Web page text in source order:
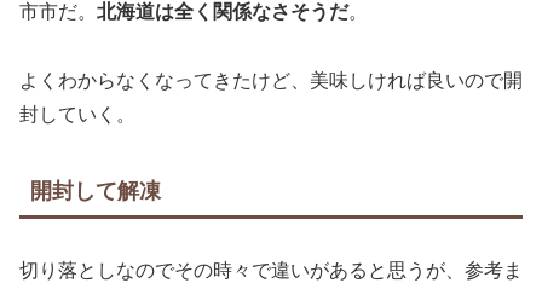
市市だ。 北海道は全く関係なさそうだ。
よくわからなくなってきたけど、美味しければ良いので開
封していく。
開封して解凍
切り落としなのでその時々で違いがあると思うが、参考ま